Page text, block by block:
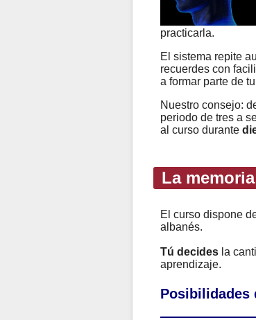
practicarla.
El sistema repite
recuerdes con
a formar parte de
Nuestro consejo:
periodo de tres a
al curso durante
La
El curso dispone
albanés.
Tú decidesla
aprendizaje.
Posibilidades